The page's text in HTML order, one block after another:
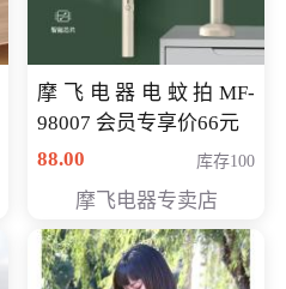
摩飞电器电蚊拍MF-
98007 会员专享价66元
88.00
库存100
摩飞电器专卖店